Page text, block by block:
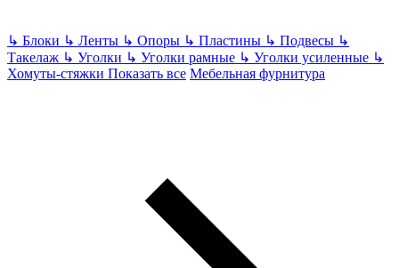
↳ Блоки ↳ Ленты ↳ Опоры ↳ Пластины ↳ Подвесы ↳
Такелаж ↳ Уголки ↳ Уголки рамные ↳ Уголки усиленные ↳
Хомуты-стяжки Показать все Мебельная фурнитура